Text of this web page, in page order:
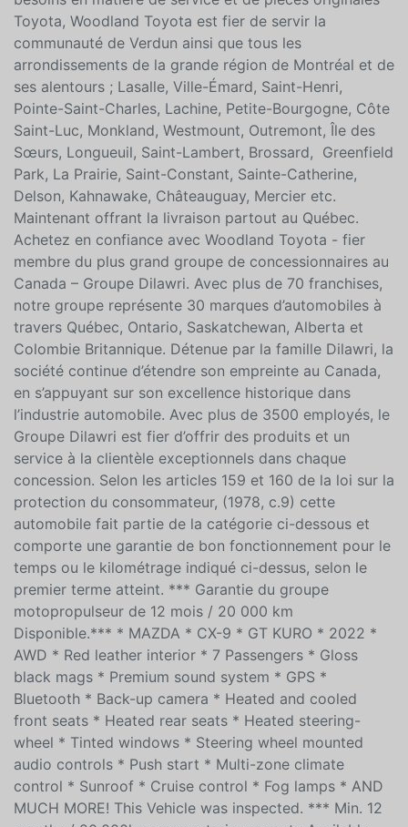
tant que concessionnaire spécialisé dans la vente
véhicules neufs et d'occasion ainsi que pour tous vos
besoins en matière de service et de pièces originales
Toyota, Woodland Toyota est fier de servir la
communauté de Verdun ainsi que tous les
arrondissements de la grande région de Montréal et de
ses alentours ; Lasalle, Ville-Émard, Saint-Henri,
Pointe-Saint-Charles, Lachine, Petite-Bourgogne, Côte
Saint-Luc, Monkland, Westmount, Outremont, Île des
Sœurs, Longueuil, Saint-Lambert, Brossard, Greenfield
Park, La Prairie, Saint-Constant, Sainte-Catherine,
Delson, Kahnawake, Châteauguay, Mercier etc.
Maintenant offrant la livraison partout au Québec.
Achetez en confiance avec Woodland Toyota - fier
membre du plus grand groupe de concessionnaires au
Canada – Groupe Dilawri. Avec plus de 70 franchises,
notre groupe représente 30 marques d’automobiles à
travers Québec, Ontario, Saskatchewan, Alberta et
Colombie Britannique. Détenue par la famille Dilawri, la
société continue d’étendre son empreinte au Canada,
en s’appuyant sur son excellence historique dans
l’industrie automobile. Avec plus de 3500 employés, le
Groupe Dilawri est fier d’offrir des produits et un
service à la clientèle exceptionnels dans chaque
concession. Selon les articles 159 et 160 de la loi sur la
protection du consommateur, (1978, c.9) cette
automobile fait partie de la catégorie ci-dessous et
comporte une garantie de bon fonctionnement pour le
temps ou le kilométrage indiqué ci-dessus, selon le
premier terme atteint. *** Garantie du groupe
motopropulseur de 12 mois / 20 000 km
Disponible.*** * MAZDA * CX-9 * GT KURO * 2022 *
AWD * Red leather interior * 7 Passengers * Gloss
black mags * Premium sound system * GPS *
Bluetooth * Back-up camera * Heated and cooled
front seats * Heated rear seats * Heated steering-
wheel * Tinted windows * Steering wheel mounted
audio controls * Push start * Multi-zone climate